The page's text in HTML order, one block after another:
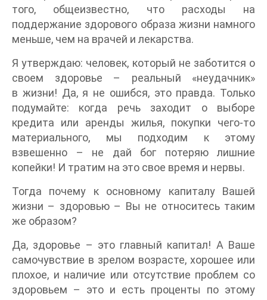
того, общеизвестно, что расходы на
поддержание здорового образа жизни намного
меньше, чем на врачей и лекарства.
Я утверждаю: человек, который не заботится о
своем здоровье – реальный «неудачник»
в жизни! Да, я не ошибся, это правда. Только
подумайте: когда речь заходит о выборе
кредита или аренды жилья, покупки чего-то
материального, мы подходим к этому
взвешенно – не дай бог потеряю лишние
копейки! И тратим на это свое время и нервы.
Тогда почему к основному капиталу Вашей
жизни – здоровью – Вы не относитесь таким
же образом?
Да, здоровье – это главный капитал! А Ваше
самочувствие в зрелом возрасте, хорошее или
плохое, и наличие или отсутствие проблем со
здоровьем – это и есть проценты по этому